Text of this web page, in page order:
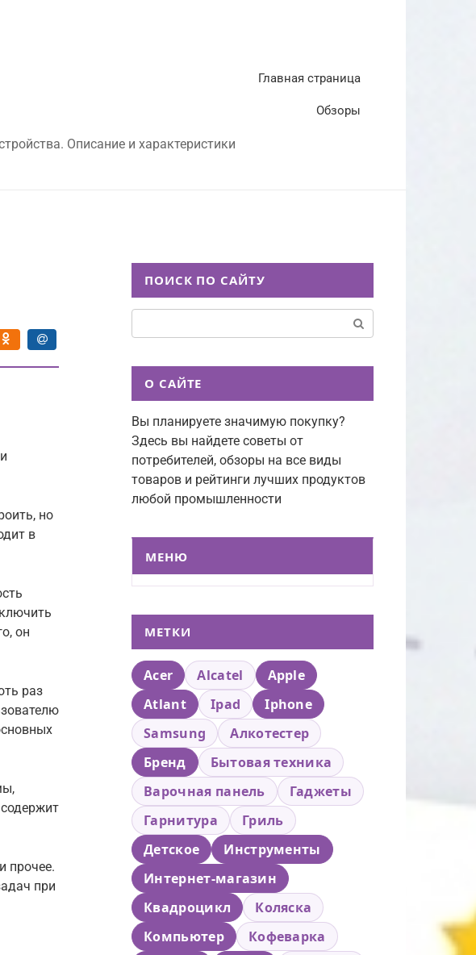
Описание и характеристики
Главная страница
Обзоры
но
в
он
раз
прочее.
при
ПОИСК ПО САЙТУ
О САЙТЕ
Вы планируете значимую покупку?
Здесь вы найдете советы от
потребителей, обзоры на все виды
товаров и рейтинги лучших продуктов
любой промышленности
МЕНЮ
МЕТКИ
Acer Alcatel
Apple
Atlant
Ipad
Iphone
Samsung
Алкотестер
Бренд
Бытовая техника
Варочная панель
Гаджеты
Гарнитура
Гриль
Детское
Инструменты
Интернет-магазин
Квадроцикл
Коляска
Компьютер
Кофеварка